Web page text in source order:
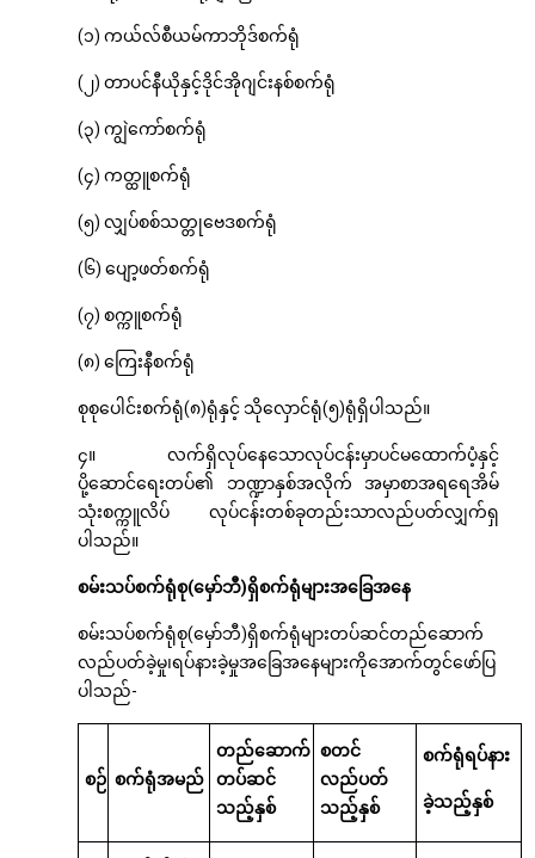
(၁) ကယ်လ်စီယမ်ကာဘိုဒ်စက်ရုံ
(၂) တာပင်နီယိုနှင့်ဒိုင်အိုဂျင်းနစ်စက်ရုံ
(၃) ကျွဲကော်စက်ရုံ
(၄) ကတ္ထူစက်ရုံ
(၅) လျှပ်စစ်သတ္တုဗေဒစက်ရုံ
(၆) ပျော့ဖတ်စက်ရုံ
(၇) စက္ကူစက်ရုံ
(၈) ကြေးနီစက်ရုံ
စုစုပေါင်းစက်ရုံ(၈)ရုံနှင့် သိုလှောင်ရုံ(၅)ရုံရှိပါသည်။
၄။ လက်ရှိလုပ်နေသောလုပ်ငန်းမှာပင်မထောက်ပံ့နှင့်
ပို့ဆောင်ရေးတပ်၏ ဘဏ္ဍာနှစ်အလိုက် အမှာစာအရရေအိမ်
သုံးစက္ကူလိပ် လုပ်ငန်းတစ်ခုတည်းသာလည်ပတ်လျှက်ရှ
ပါသည်။
စမ်းသပ်စက်ရုံစု(မှော်ဘီ)ရှိစက်ရုံများအခြေအနေ
စမ်းသပ်စက်ရုံစု(မှော်ဘီ)ရှိစက်ရုံများတပ်ဆင်တည်ဆောက်
လည်ပတ်ခဲ့မှု၊ရပ်နားခဲ့မှုအခြေအနေများကိုအောက်တွင်ဖော်ပြ
ပါသည်-
စဉ် စက်ရုံအမည်
တည်ဆောက်
တပ်ဆင်
သည့်နှစ်
စတင်
လည်ပတ်
သည့်နှစ်
စက်ရုံရပ်နား
ခဲ့သည့်နှစ်